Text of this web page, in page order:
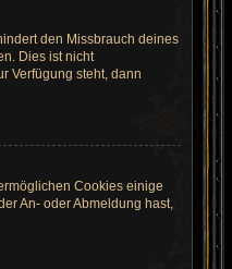
den Missbrauch deines
Dies ist nicht
Verfügung steht, dann
Cookies einige
An- oder Abmeldung hast,